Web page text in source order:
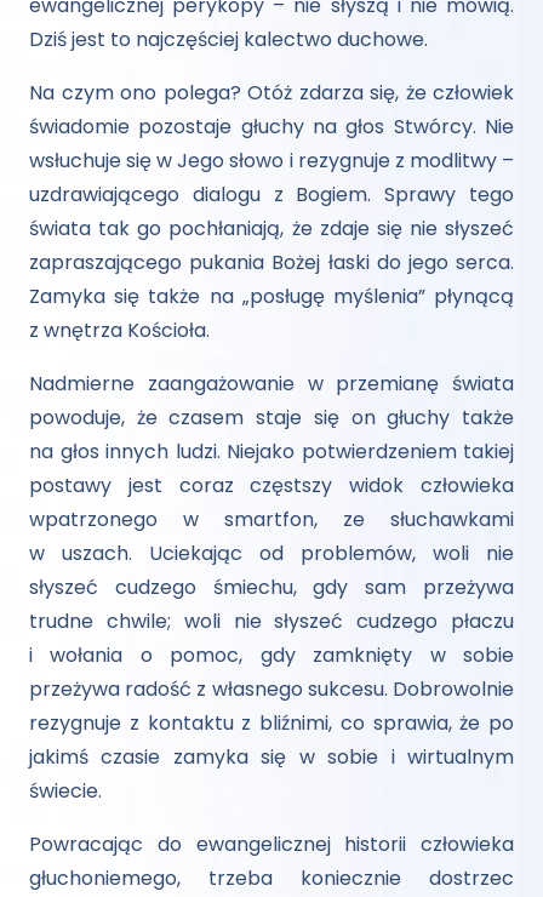
ewangelicznej perykopy – nie słyszą i nie mówią.
Dziś jest to najczęściej kalectwo duchowe.
Na czym ono polega? Otóż zdarza się, że człowiek
świadomie pozostaje głuchy na głos Stwórcy. Nie
wsłuchuje się w Jego słowo i rezygnuje z modlitwy –
uzdrawiającego dialogu z Bogiem. Sprawy tego
świata tak go pochłaniają, że zdaje się nie słyszeć
zapraszającego pukania Bożej łaski do jego serca.
Zamyka się także na „posługę myślenia” płynącą
z wnętrza Kościoła.
Nadmierne zaangażowanie w przemianę świata
powoduje, że czasem staje się on głuchy także
na głos innych ludzi. Niejako potwierdzeniem takiej
postawy jest coraz częstszy widok człowieka
wpatrzonego w smartfon, ze słuchawkami
w uszach. Uciekając od problemów, woli nie
słyszeć cudzego śmiechu, gdy sam przeżywa
trudne chwile; woli nie słyszeć cudzego płaczu
i wołania o pomoc, gdy zamknięty w sobie
przeżywa radość z własnego sukcesu. Dobrowolnie
rezygnuje z kontaktu z bliźnimi, co sprawia, że po
jakimś czasie zamyka się w sobie i wirtualnym
świecie.
Powracając do ewangelicznej historii człowieka
głuchoniemego, trzeba koniecznie dostrzec